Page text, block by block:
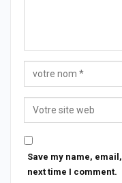
Save my name,
next time I comment.